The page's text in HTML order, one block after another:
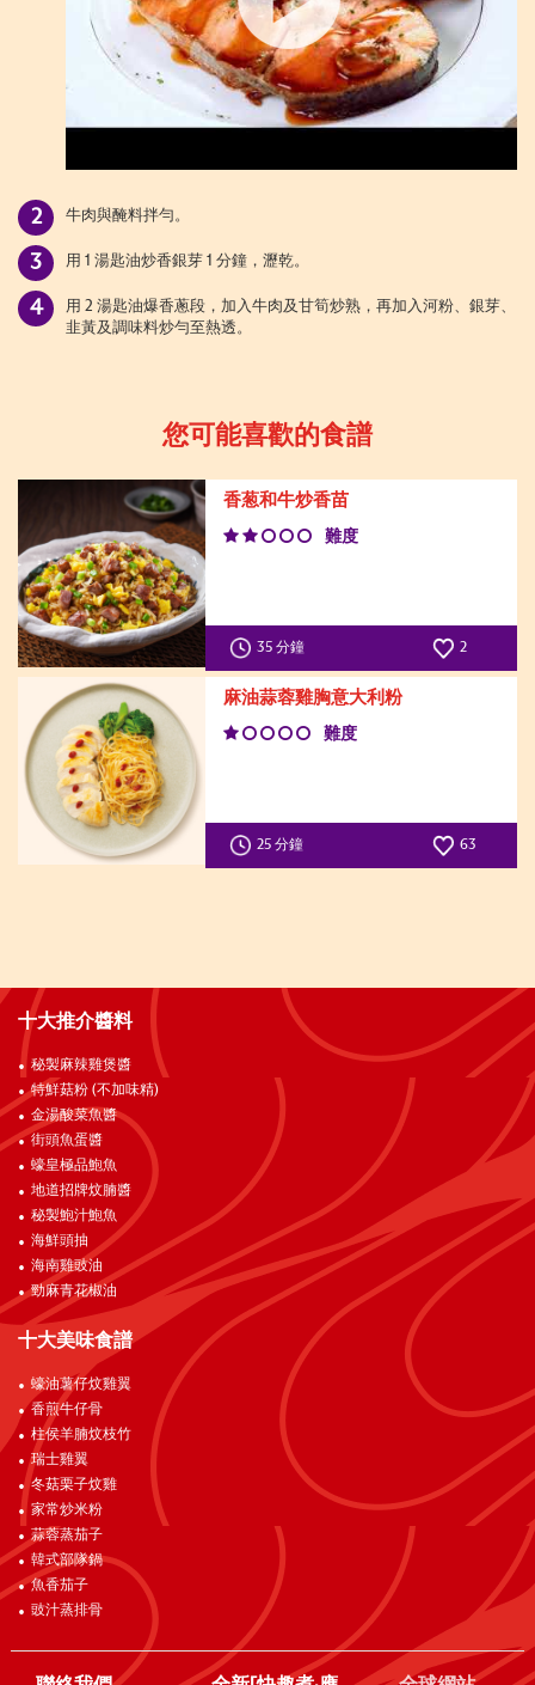
牛肉與醃料拌勻。
用 1 湯匙油炒香銀芽 1 分鐘，瀝乾。
用 2 湯匙油爆香蔥段，加入牛肉及甘筍炒熟，再加入河粉、銀芽、
韭黃及調味料炒勻至熱透。
您可能喜歡的食譜
香葱和牛炒香苗
難度
35 分鐘 2
麻油蒜蓉雞胸意大利粉
難度
25 分鐘 63
十大推介醬料
秘製麻辣雞煲醬
特鮮菇粉 (不加味精)
金湯酸菜魚醬
街頭魚蛋醬
蠔皇極品鮑魚
地道招牌炆腩醬
秘製鮑汁鮑魚
海鮮頭抽
海南雞豉油
勁麻青花椒油
十大美味食譜
蠔油薯仔炆雞翼
香煎牛仔骨
柱侯羊腩炆枝竹
瑞士雞翼
冬菇栗子炆雞
家常炒米粉
蒜蓉蒸茄子
韓式部隊鍋
魚香茄子
豉汁蒸排骨